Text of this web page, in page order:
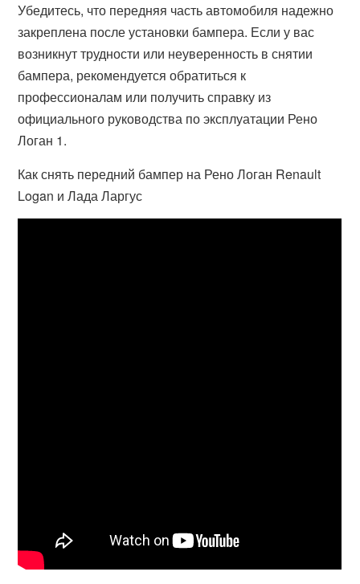
Убедитесь, что передняя часть автомобиля надежно
закреплена после установки бампера. Если у вас
возникнут трудности или неуверенность в снятии
бампера, рекомендуется обратиться к
профессионалам или получить справку из
официального руководства по эксплуатации Рено
Логан 1.
Как снять передний бампер на Рено Логан Renault
Logan и Лада Ларгус